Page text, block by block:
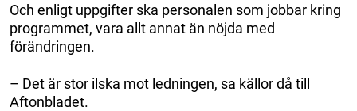
Och enligt uppgifter ska personalen som jobbar kring
programmet, vara allt annat än nöjda med
förändringen.
– Det är stor ilska mot ledningen, sa källor då till
Aftonbladet.